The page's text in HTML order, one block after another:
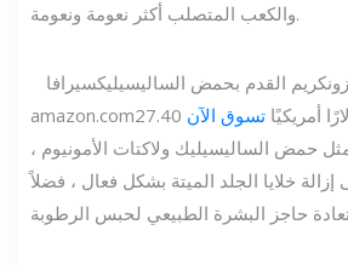
والكعب المتصلب أكثر نعومة ونعومة.
كريم القدم بحمض الساليسيليكسيرافا
amazon.com
دولارًا أمريكيًا تسوق الآن
حمض الساليسيليك ولاكتات الأمونيوم ،
خلايا الجلد الميتة بشكل فعال ، فضلاً